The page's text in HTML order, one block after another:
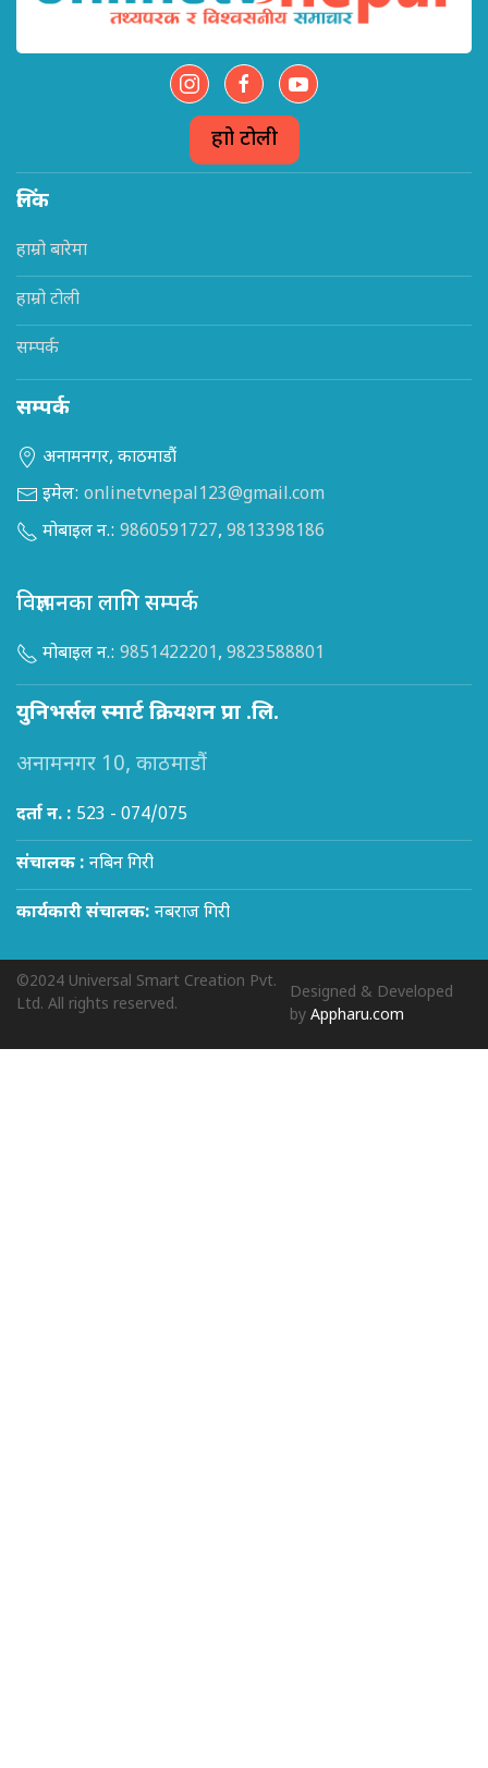
हाम्रो टोली
लिंक
हाम्रो बारेमा
हाम्रो टोली
सम्पर्क
सम्पर्क
अनामनगर, काठमाडौं
इमेल: onlinetvnepal123@gmail.com
मोबाइल न.: 9860591727, 9813398186
विज्ञापनका लागि सम्पर्क
मोबाइल न.: 9851422201, 9823588801
युनिभर्सल स्मार्ट क्रियशन प्रा .लि.
अनामनगर 10, काठमाडौं
दर्ता न. : 523 - 074/075
संचालक : नबिन गिरी
कार्यकारी संचालक: नबराज गिरी
©2024 Universal Smart Creation Pvt.
Ltd. All rights reserved.
Designed & Developed
byAppharu.com